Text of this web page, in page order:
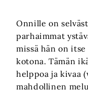
Onnille on
parhaimmat
missä hän on
kotona. Tämän
helppoa ja kivaa
mahdollinen